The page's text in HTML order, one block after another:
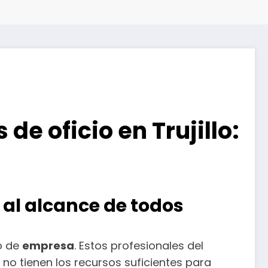
de oficio en Trujillo:
alcance de todos
de empresa. Estos profesionales del
tienen los recursos suficientes para